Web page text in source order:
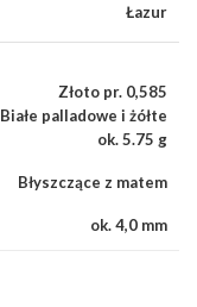
Łazur
Złoto pr. 0,585
Białe palladowe i żółte
ok. 5.75 g
Błyszczące z matem
ok. 4,0 mm